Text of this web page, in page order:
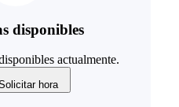
disponibles
actualmente.
hora